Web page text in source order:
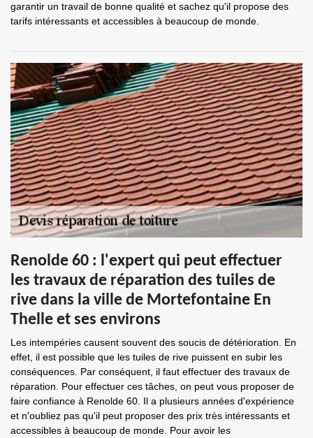
garantir un travail de bonne qualité et sachez qu'il propose des
tarifs intéressants et accessibles à beaucoup de monde.
Renolde 60 : l'expert qui peut effectuer
les travaux de réparation des tuiles de
rive dans la ville de Mortefontaine En
Thelle et ses environs
Les intempéries causent souvent des soucis de détérioration. En
effet, il est possible que les tuiles de rive puissent en subir les
conséquences. Par conséquent, il faut effectuer des travaux de
réparation. Pour effectuer ces tâches, on peut vous proposer de
faire confiance à Renolde 60. Il a plusieurs années d'expérience
et n'oubliez pas qu'il peut proposer des prix très intéressants et
accessibles à beaucoup de monde. Pour avoir les